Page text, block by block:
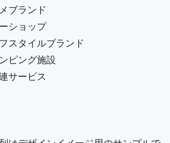
ブランド
ショップ
スタイルブランド
ピング施設
サービス